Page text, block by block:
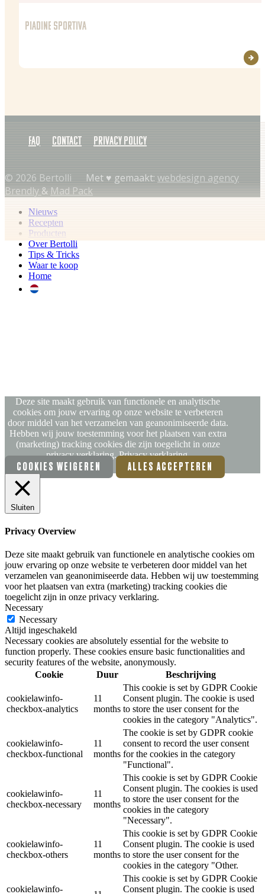
PIADINE SPORTIVA
FAQ Contact Privacy policy
© 2026 Bertolli Met ♥︎ gemaakt:webdesign agency
Brendly&Mad Pack
Nieuws
Recepten
Producten
Over Bertolli
Tips & Tricks
Waar te koop
Home
Deze site maakt gebruik van functionele en analytische
cookies om jouw ervaring op onze website te verbeteren
door middel van het verzamelen van geanonimiseerde data.
Hebben wij jouw toestemming voor het plaatsen van extra
(marketing) tracking cookies die zijn toegelicht in onze
privacy verklaring.Privacy verklaring.
COOKIES WEIGEREN ALLES ACCEPTEREN
Sluiten
Privacy Overview
Deze site maakt gebruik van functionele en analytische cookies om
jouw ervaring op onze website te verbeteren door middel van het
verzamelen van geanonimiseerde data. Hebben wij uw toestemming
voor het plaatsen van extra (marketing) tracking cookies die
toegelicht zijn in onze privacy verklaring.
Necessary
Necessary
Altijd ingeschakeld
Necessary cookies are absolutely essential for the website to
function properly. These cookies ensure basic functionalities and
security features of the website, anonymously.
Cookie
Duur Beschrijving
cookielawinfo-
checkbox-analytics
11
months
This cookie is set by GDPR Cookie
Consent plugin. The cookie is used
to store the user consent for the
cookies in the category "Analytics".
cookielawinfo-
checkbox-functional
11
months
The cookie is set by GDPR cookie
consent to record the user consent
for the cookies in the category
"Functional".
cookielawinfo-
checkbox-necessary
11
months
This cookie is set by GDPR Cookie
Consent plugin. The cookies is used
to store the user consent for the
cookies in the category
"Necessary".
cookielawinfo-
checkbox-others
11
months
This cookie is set by GDPR Cookie
Consent plugin. The cookie is used
to store the user consent for the
cookies in the category "Other.
cookielawinfo-
This cookie is set by GDPR Cookie
Consent plugin. The cookie is used